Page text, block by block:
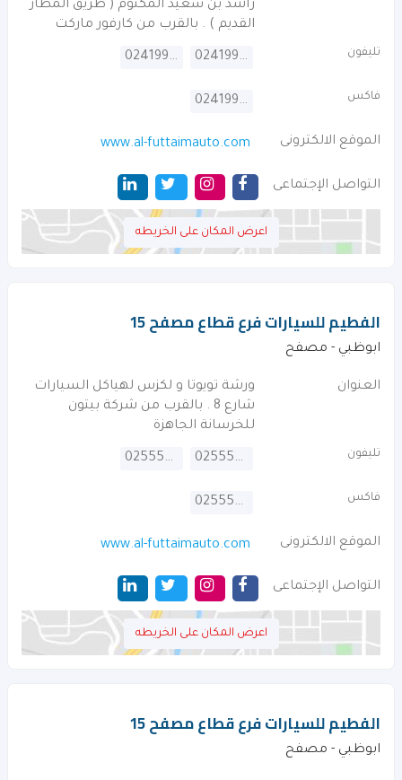
راشد بن سعيد المكتوم ( طريق المطار
القديم ) . بالقرب من كارفور ماركت
تليفون 024199805
024199888
فاكس 024199880
الموقع الالكترونى www.al-futtaimauto.com
التواصل الإجتماعى
اعرض المكان على الخريطه
الفطيم للسيارات فرع قطاع مصفح 15
ابوظبي - مصفح
العنوان
ورشة تويوتا و لكزس لهياكل السيارات
شارع 8 . بالقرب من شركة بيتون
للخرسانة الجاهزة
تليفون 025554464
025559636
فاكس 025553919
الموقع الالكترونى www.al-futtaimauto.com
التواصل الإجتماعى
اعرض المكان على الخريطه
الفطيم للسيارات فرع قطاع مصفح 15
ابوظبي - مصفح